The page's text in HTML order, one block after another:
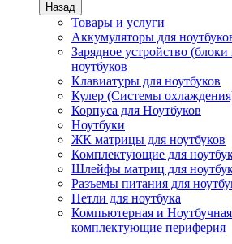
Назад
Товары и услуги
Аккумуляторы для
Зарядное устройство
ноутбуков
Клавиатуры для ноутбуков
Кулер (Системы
Корпуса для Ноутбуков
Ноутбуки
ЖК матрицы для ноутбуков
Комплектующие для
Шлейфы матриц для
Разъемы питания для
Петли для ноутбука
Компьютерная и
комплектующие периферия